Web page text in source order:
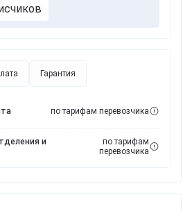
Гарантия
по тарифам перевозчика
и
по тарифам
перевозчика